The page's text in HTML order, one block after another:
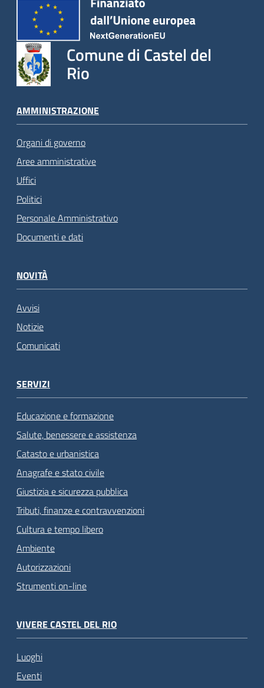
Comune di Castel del
Rio
AMMINISTRAZIONE
Organi di governo
Aree amministrative
Uffici
Politici
Personale Amministrativo
Documenti e dati
NOVITÀ
Avvisi
Notizie
Comunicati
SERVIZI
Educazione e formazione
Salute, benessere e assistenza
Catasto e urbanistica
Anagrafe e stato civile
Giustizia e sicurezza pubblica
Tributi, finanze e contravvenzioni
Cultura e tempo libero
Ambiente
Autorizzazioni
Strumenti on-line
VIVERE CASTEL DEL RIO
Luoghi
Eventi